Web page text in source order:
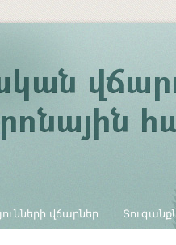
վճարներ